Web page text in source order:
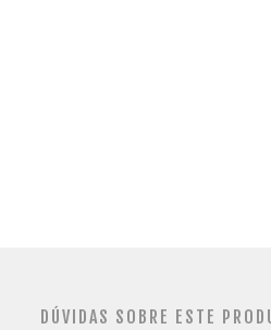
DÚVIDAS SOBRE ESTE